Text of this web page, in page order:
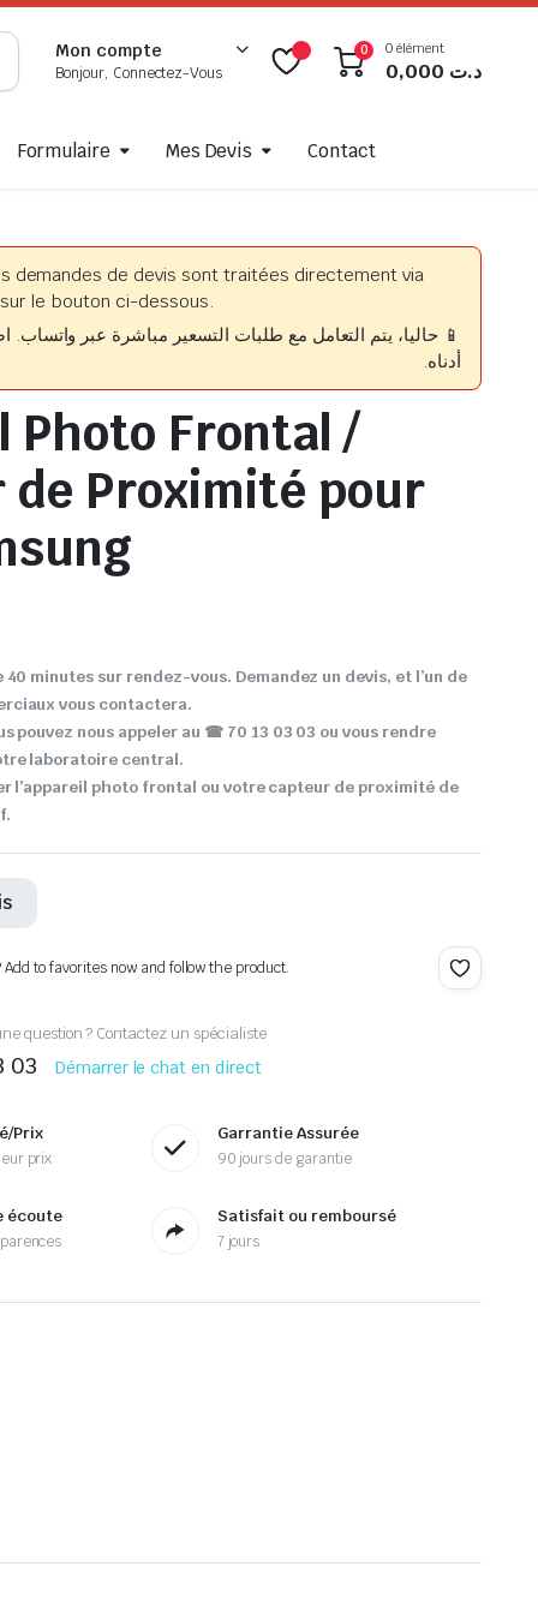
Mon compte
Bonjour, Connectez-Vous
0 0 élément
د.ت
Formulaire Mes Devis Contact
demandes de devis sont traitées directement via
le bouton ci-dessous.
📱 حاليا، يتم التعامل مع طلبات التسعير مباشرة عبر واتساب.
أدناه.
Photo Frontal /
de Proximité pour
minutes sur rendez-vous. Demandez un devis, et l’un de
vous contactera.
pouvez nous appeler au ☎ 70 13 03 03 ou vous rendre
laboratoire central.
l’appareil photo frontal ou votre capteur de proximité de
to favorites now and follow the product.
question ? Contactez un spécialiste
03 Démarrer le chat en direct
Prix
prix
Garrantie Assurée
90 jours de garantie
écoute Satisfait ou remboursé
7 jours